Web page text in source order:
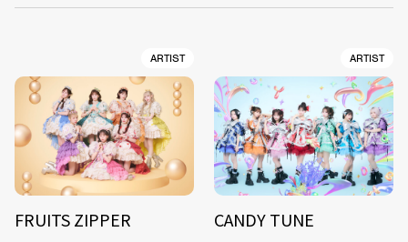
ARTIST
FRUITS ZIPPER
ARTIST
CANDY TUNE